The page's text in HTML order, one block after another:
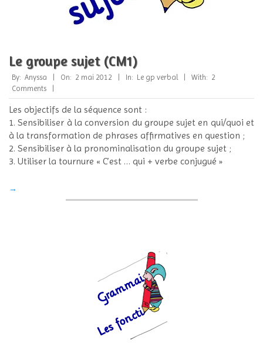
Le groupe sujet (CM1)
2012-
05-
02
By: Anyssa On: 2 mai 2012 In: Le gp verbal With: 2
Comments
Les objectifs de la séquence sont :
1. Sensibiliser à la conversion du groupe sujet en qui/quoi et
à la transformation de phrases affirmatives en question ;
2. Sensibiliser à la pronominalisation du groupe sujet ;
3. Utiliser la tournure « C’est … qui + verbe conjugué »
→